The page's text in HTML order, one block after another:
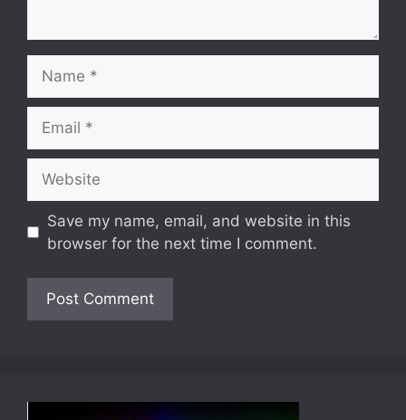
Save my name, email, and website in this
browser for the next time I comment.